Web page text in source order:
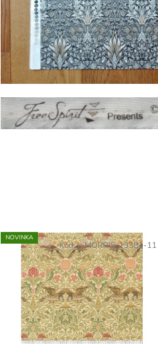
NOVINKA
Kód:L-MORRIS-13381-11